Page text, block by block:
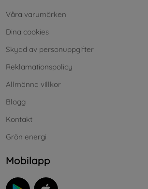
Våra varumärken
Dina cookies
Skydd av personuppgifter
Reklamationspolicy
Allmänna villkor
Blogg
Kontakt
Grön energi
Mobilapp